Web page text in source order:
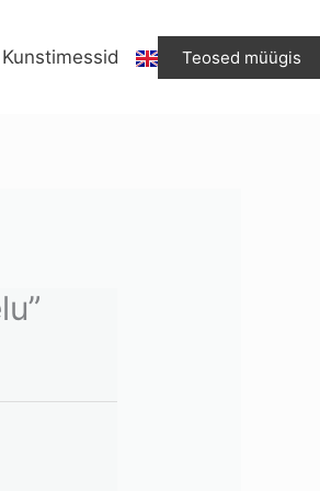
Kunstimessid Teosed müügis